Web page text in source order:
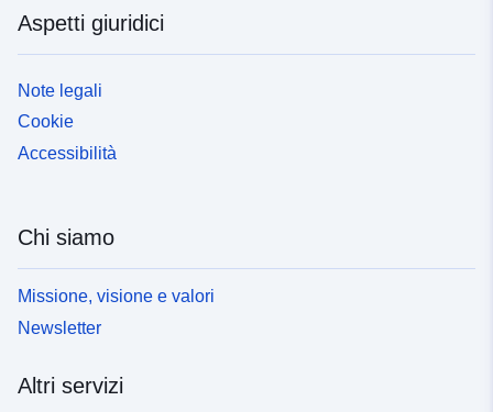
Aspetti giuridici
Note legali
Cookie
Accessibilità
Chi siamo
Missione, visione e valori
Newsletter
Altri servizi